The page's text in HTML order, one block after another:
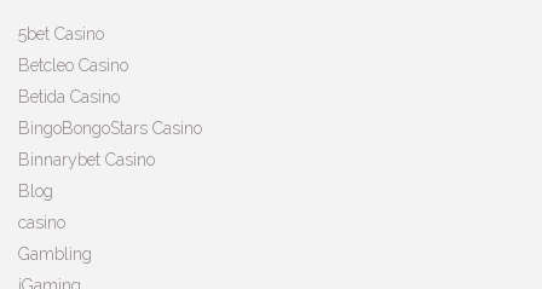
5bet Casino
Betcleo Casino
Betida Casino
BingoBongoStars Casino
Binnarybet Casino
Blog
casino
Gambling